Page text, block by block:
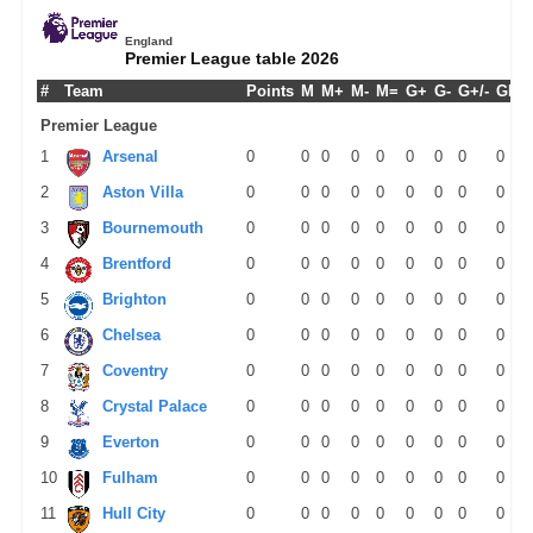
England
Premier League table 2026
# Team Points M M+ M- M= G+ G- G+/- GPM
Premier League
1
Arsenal 0 0 0 0 0 0 0 0
0
2
Aston Villa 0 0 0 0 0 0 0 0
0
3
Bournemouth 0 0 0 0 0 0 0 0
0
4
Brentford 0 0 0 0 0 0 0 0
0
5
Brighton 0 0 0 0 0 0 0 0
0
6
Chelsea 0 0 0 0 0 0 0 0
0
7
Coventry 0 0 0 0 0 0 0 0
0
8
Crystal Palace 0 0 0 0 0 0 0 0
0
9
Everton 0 0 0 0 0 0 0 0
0
10
Fulham 0 0 0 0 0 0 0 0
0
11
Hull City 0 0 0 0 0 0 0 0 0